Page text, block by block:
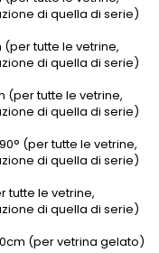
di quella di serie)
tutte le vetrine,
di quella di serie)
(per tutte le vetrine,
di quella di serie)
(per tutte le vetrine,
di quella di serie)
tutte le vetrine,
di quella di serie)
(per vetrina gelato)